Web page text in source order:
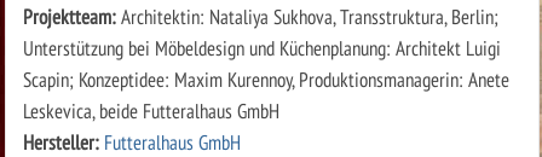
Projektteam:Architektin: Nataliya Sukhova, Transstruktura, Berlin;
Unterstützung bei Möbeldesign und Küchenplanung: Architekt Luigi
Scapin; Konzeptidee: Maxim Kurennoy, Produktionsmanagerin: Anete
Leskevica, beide Futteralhaus GmbH
Hersteller: Futteralhaus GmbH